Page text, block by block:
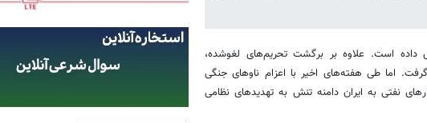
است. علاوه بر برگشت تحریم‌های لغوشده،
اما طی هفته‌های اخیر با اعزام ناوهای جنگی
نفتی به ایران دامنه تنش به تهدیدهای نظامی